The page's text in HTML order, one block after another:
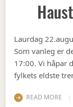
Laurdag
Som vanleg er
17:00. Vi håpar
fylkets eldste
READ MORE